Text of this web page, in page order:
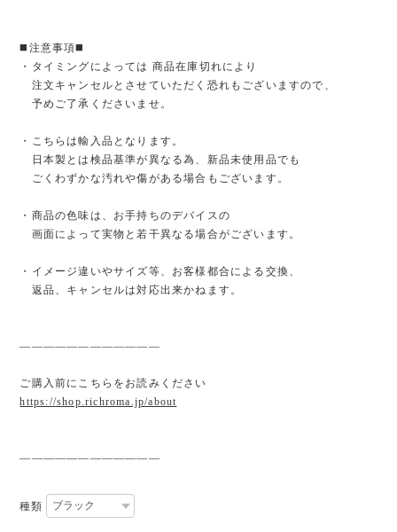
◼️注意事項◼️
・タイミングによっては 商品在庫切れにより
注文キャンセルとさせていただく恐れもございますので、
予めご了承くださいませ。
・こちらは輸入品となります。
日本製とは検品基準が異なる為、新品未使用品でも
ごくわずかな汚れや傷がある場合もございます。
・商品の色味は、お手持ちのデバイスの
画面によって実物と若干異なる場合がございます。
・イメージ違いやサイズ等、お客様都合による交換、
返品、キャンセルは対応出来かねます。
————————————
ご購入前にこちらをお読みください
https://shop.richroma.jp/about
————————————
種類